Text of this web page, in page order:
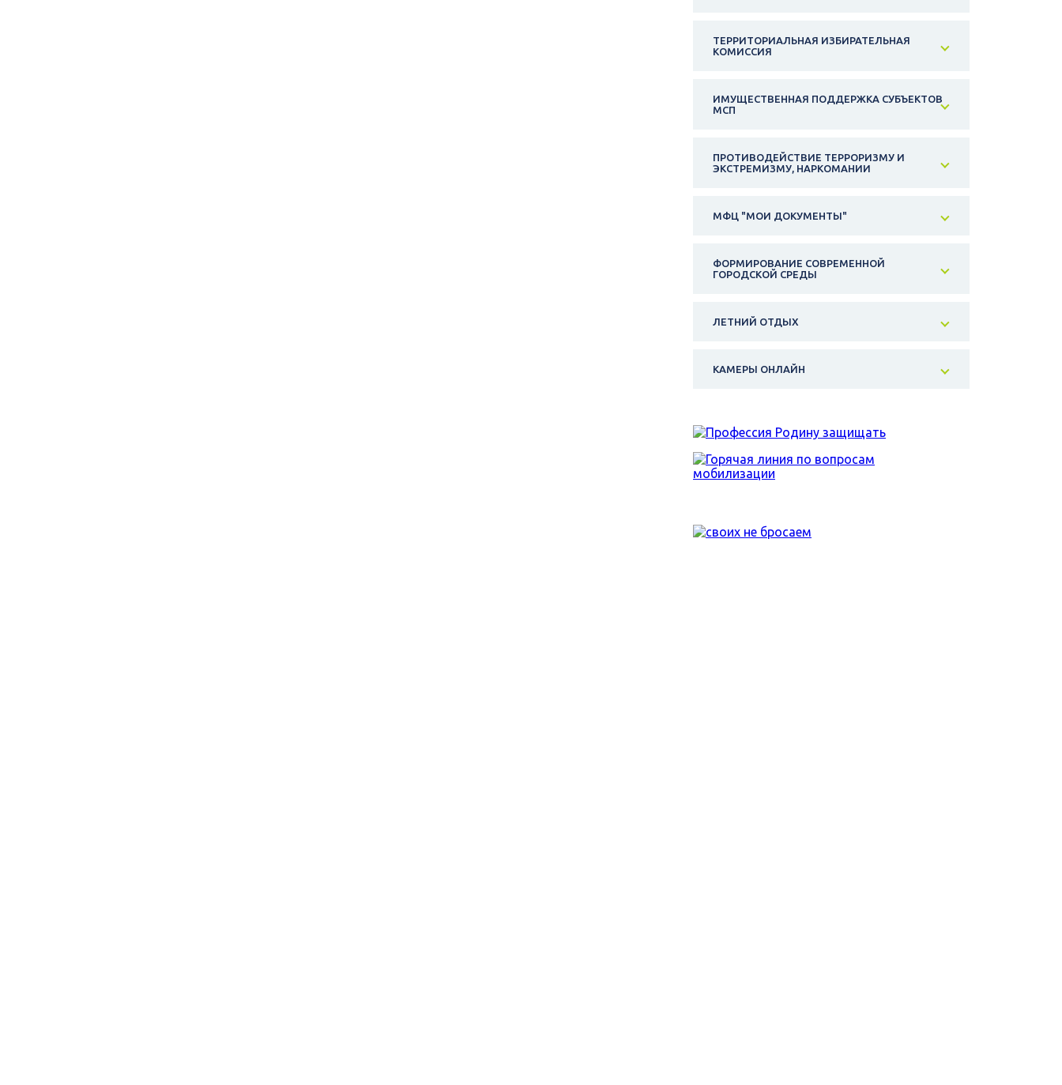
ТЕРРИТОРИАЛЬНАЯ ИЗБИРАТЕЛЬНАЯ
КОМИССИЯ
ИМУЩЕСТВЕННАЯ ПОДДЕРЖКА СУБЪЕКТОВ
МСП
ПРОТИВОДЕЙСТВИЕ ТЕРРОРИЗМУ И
ЭКСТРЕМИЗМУ, НАРКОМАНИИ
МФЦ "МОИ ДОКУМЕНТЫ"
ФОРМИРОВАНИЕ СОВРЕМЕННОЙ
ГОРОДСКОЙ СРЕДЫ
ЛЕТНИЙ ОТДЫХ
КАМЕРЫ ОНЛАЙН